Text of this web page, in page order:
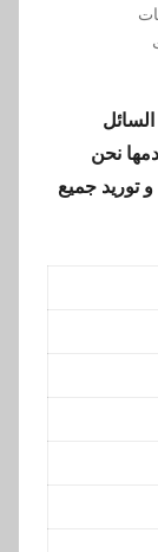
نحن
توريد جميع